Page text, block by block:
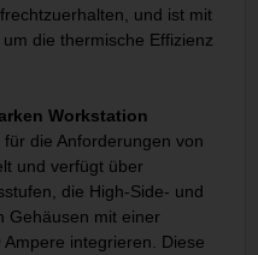
und ist mit
die thermische Effizienz
Workstation
die Anforderungen von
und verfügt über
die High-Side- und
Gehäusen mit einer
integrieren. Diese